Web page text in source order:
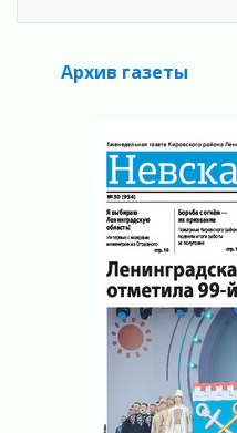
«Результат
Вдохновлять,
05 августа 2026
Не оставят в беде
05 августа 2026
На лидирующих
04 августа 2026
Итоги конкурса
Кадрового центра –
Ставка на
04 августа 2026
Архив газеты